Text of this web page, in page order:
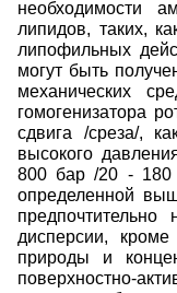
необходимости
липидов, таких,
липофильных
могут быть
механических
гомогенизатора
сдвига /среза/,
высокого
800 бар /20 - 180
определенной
дисперсии,
природы и
поверхностно-